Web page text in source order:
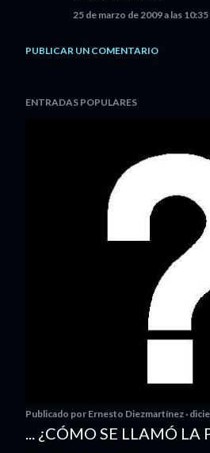
25 de marzo de 2009 a las 10:35
PUBLICAR UN COMENTARIO
ENTRADAS POPULARES
Publicado por Ernesto Diezmartínez
... ¿CÓMO SE LLAMÓ LA